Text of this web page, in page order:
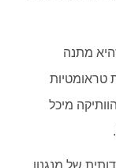
מתנה
טראומטיות
מיכל
של מנגנון